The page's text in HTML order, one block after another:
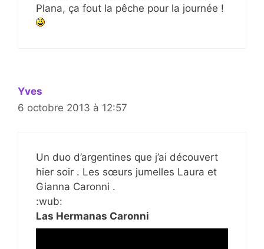
Plana, ça fout la pêche pour la journée !
Yves
6 octobre 2013 à 12:57
Un duo d’argentines que j’ai découvert
hier soir . Les sœurs jumelles Laura et
Gianna Caronni .
:wub:
Las Hermanas Caronni